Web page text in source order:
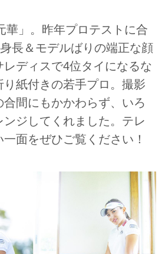
華」。昨年プロテストに合
長＆モデルばりの端正な顔
ディスで4位タイになるな
り紙付きの若手プロ。撮影
間にもかかわらず、いろ
ンジしてくれました。テレ
面をぜひご覧ください！